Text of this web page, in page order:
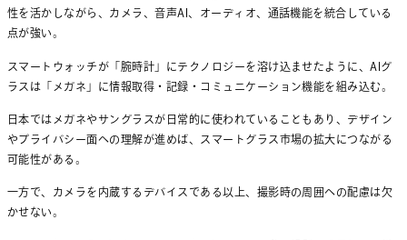
性を活かしながら、カメラ、音声AI、オーディオ、通話機能を統合している
点が強い。
スマートウォッチが「腕時計」にテクノロジーを溶け込ませたように、AIグ
ラスは「メガネ」に情報取得・記録・コミュニケーション機能を組み込む。
日本ではメガネやサングラスが日常的に使われていることもあり、デザイン
やプライバシー面への理解が進めば、スマートグラス市場の拡大につながる
可能性がある。
一方で、カメラを内蔵するデバイスである以上、撮影時の周囲への配慮は欠
かせない。